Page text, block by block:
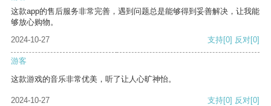
这款app的售后服务非常完善，遇到问题总是能够得到妥善解决，让我能
够放心购物。
2024-10-27
支持[0] 反对[0]
游客
这款游戏的音乐非常优美，听了让人心旷神怡。
2024-10-27 支持[0] 反对[0]